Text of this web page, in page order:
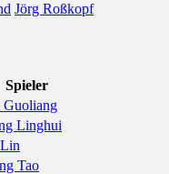
Jörg Roßkopf
Spieler
Linghui
Tao